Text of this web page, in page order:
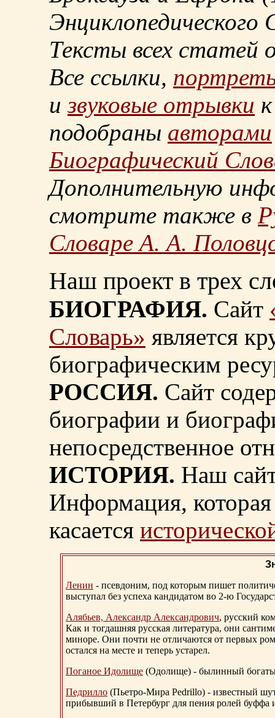
Энциклопедического
Тексты всех статей
Все ссылки,
извуковые отрывки
подобраны авторами
Биографический
Дополнительную
смотрите также в
Словаре А. А.
Наш проект в трех
БИОГРАФИЯ. Сайт
Словарь» является
биографическим
РОССИЯ. Сайт
биографии и
непосредственное
ИСТОРИЯ. Наш
Информация, которая
касается
Ленин - псевдоним, под которым пишет
выступал без успеха кандидатом во 2-ю
Алябьев, Александр Александрович, русский
Как и тогдашняя русская литература, они
миноре. Они почти не отличаются от первых
остался на месте и теперь устарел.
Поганое Идолище (Одолище) - былинный
Педрилло (Пьетро-Мира Pedrillo) - известный
прибывший в Петербург для пения ролей буффа